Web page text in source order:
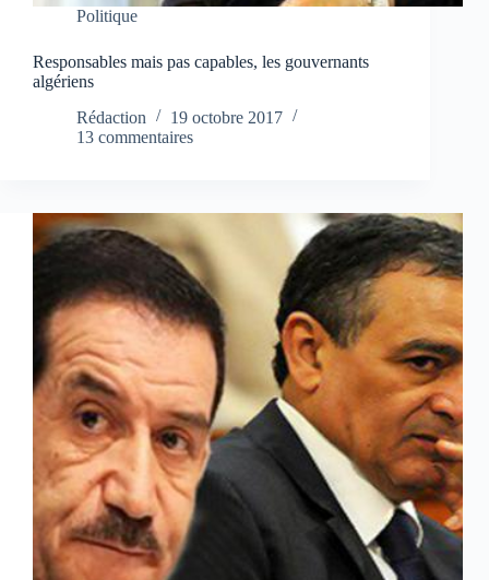
Politique
Responsables mais pas capables, les gouvernants
algériens
Rédaction
19 octobre 2017
13 commentaires